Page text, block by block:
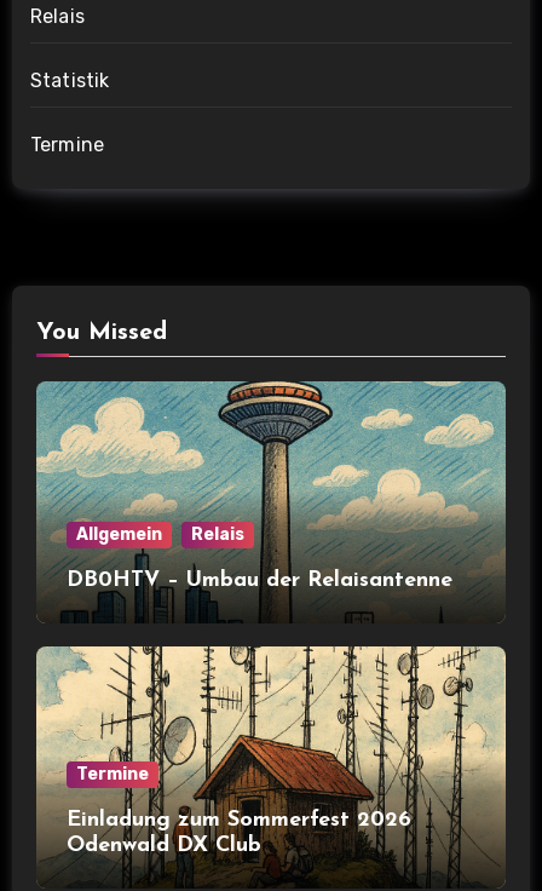
Relais
Statistik
Termine
You Missed
Allgemein Relais
DB0HTV – Umbau der Relaisantenne
Termine
Einladung zum Sommerfest 2026
Odenwald DX Club